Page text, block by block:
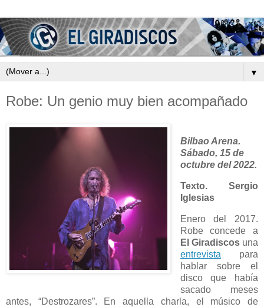
▼
Robe: Un genio muy bien acompañado
Bilbao Arena.
Sábado, 15 de
octubre del 2022.
Texto. Sergio
Iglesias
Enero del 2017.
Robe concede a
El Giradiscosuna
entrevista para
hablar sobre el
disco que había
sacado meses
antes, “Destrozares”. En aquella charla, el músico de